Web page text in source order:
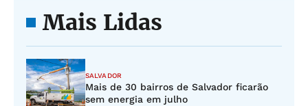
Mais Lidas
SALVADOR
Mais de 30 bairros de Salvador ficarão
sem energia em julho